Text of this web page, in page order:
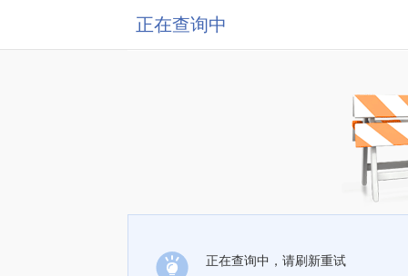
正在查询中
正在查询中，请刷新重试